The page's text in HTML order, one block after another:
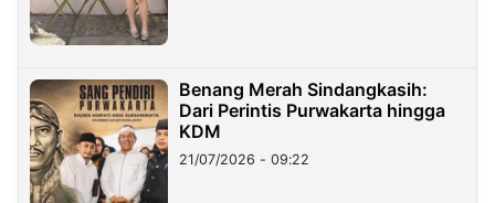
Benang Merah Sindangkasih:
Dari Perintis Purwakarta hingga
KDM
21/07/2026 - 09:22